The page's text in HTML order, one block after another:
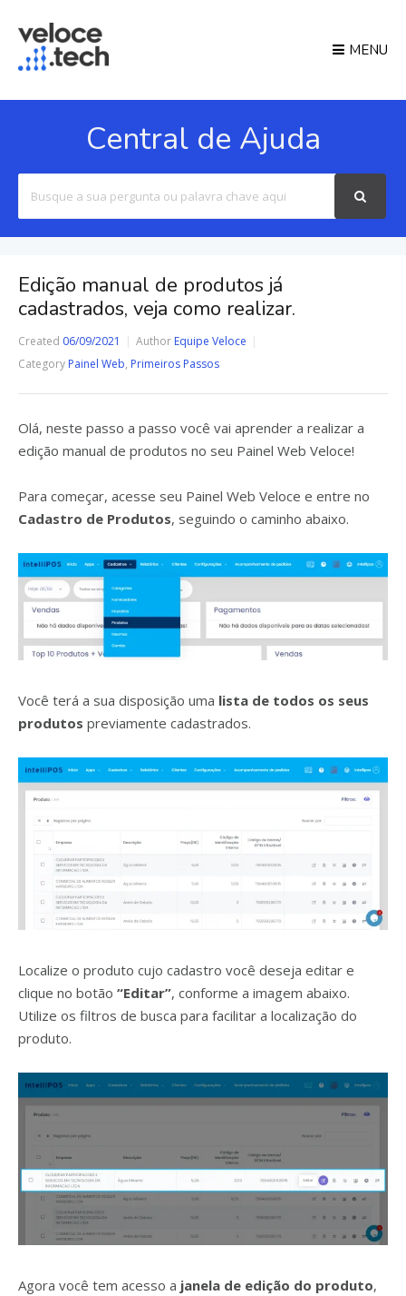
MENU
Central de Ajuda
For
Edição manual de produtos já
cadastrados, veja como realizar.
Created 06/09/2021 Author Equipe Veloce
Category Painel Web, Primeiros Passos
Olá, neste passo a passo você vai aprender a realizar a
edição manual de produtos no seu Painel Web Veloce!
Para começar, acesse seu Painel Web Veloce e entre no
Cadastro de Produtos, seguindo o caminho abaixo.
Você terá a sua disposição uma lista de todos os seus
produtos previamente cadastrados.
Localize o produto cujo cadastro você deseja editar e
clique no botão “Editar”, conforme a imagem abaixo.
Utilize os filtros de busca para facilitar a localização do
produto.
Agora você tem acesso a janela de edição do produto,